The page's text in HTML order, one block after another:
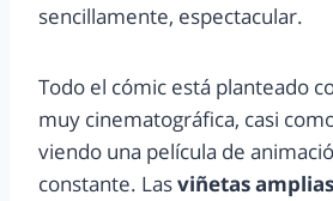
sencillamente, espectacular.
Todo el cómic está planteado
muy cinematográfica, casi
viendo una película de
constante. Lasviñetas